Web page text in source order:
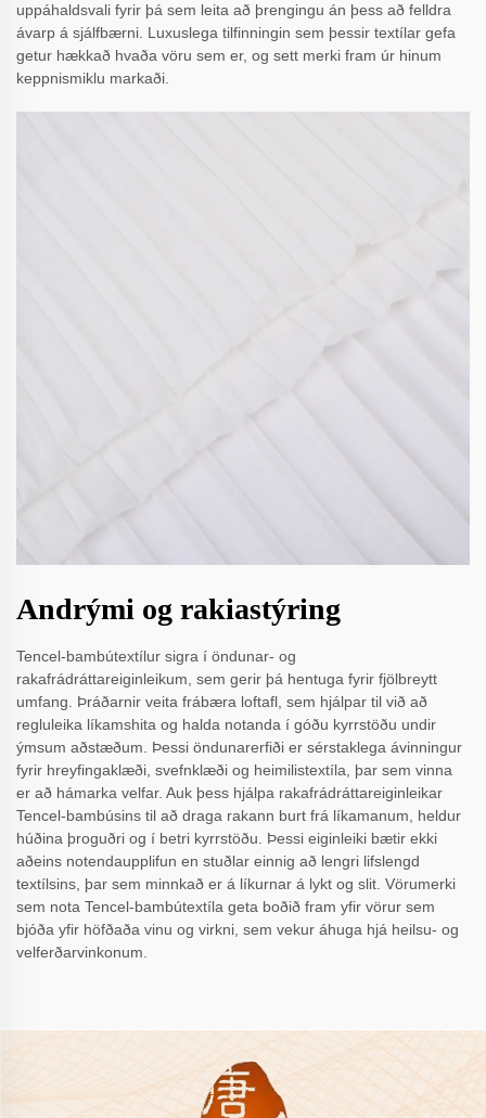
uppáhaldsvali fyrir þá sem leita að þrengingu án þess að felldra
ávarp á sjálfbærni. Luxuslega tilfinningin sem þessir textílar gefa
getur hækkað hvaða vöru sem er, og sett merki fram úr hinum
keppnismiklu markaði.
Andrými og rakiastýring
Tencel-bambútextílur sigra í öndunar- og
rakafrádráttareiginleikum, sem gerir þá hentuga fyrir fjölbreytt
umfang. Þráðarnir veita frábæra loftafl, sem hjálpar til við að
regluleika líkamshita og halda notanda í góðu kyrrstöðu undir
ýmsum aðstæðum. Þessi öndunarerfiði er sérstaklega ávinningur
fyrir hreyfingaklæði, svefnklæði og heimilistextíla, þar sem vinna
er að hámarka velfar. Auk þess hjálpa rakafrádráttareiginleikar
Tencel-bambúsins til að draga rakann burt frá líkamanum, heldur
húðina þroguðri og í betri kyrrstöðu. Þessi eiginleiki bætir ekki
aðeins notendaupplifun en stuðlar einnig að lengri lifslengd
textílsins, þar sem minnkað er á líkurnar á lykt og slit. Vörumerki
sem nota Tencel-bambútextíla geta boðið fram yfir vörur sem
bjóða yfir höfðaða vinu og virkni, sem vekur áhuga hjá heilsu- og
velferðarvinkonum.